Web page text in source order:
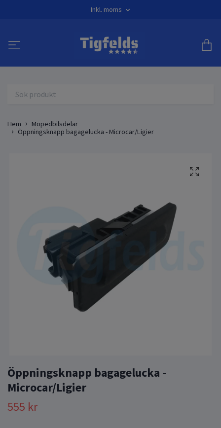
Inkl. moms
Hem
Mopedbilsdelar
Öppningsknapp bagagelucka - Microcar/Ligier
Öppningsknapp bagagelucka -
Microcar/Ligier
555 kr